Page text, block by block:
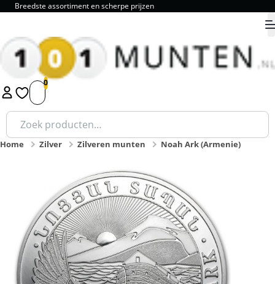
9.8 als review cijfer!
1 2 3 4 5 9.8
Zoeken
naar:
Home Zilver Zilveren munten Noah Ark (Armenie)